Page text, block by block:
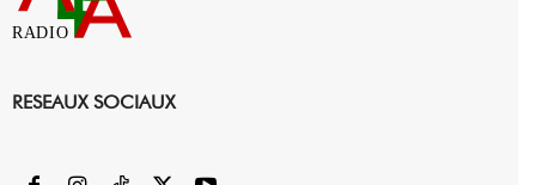
RADIO
RESEAUX SOCIAUX